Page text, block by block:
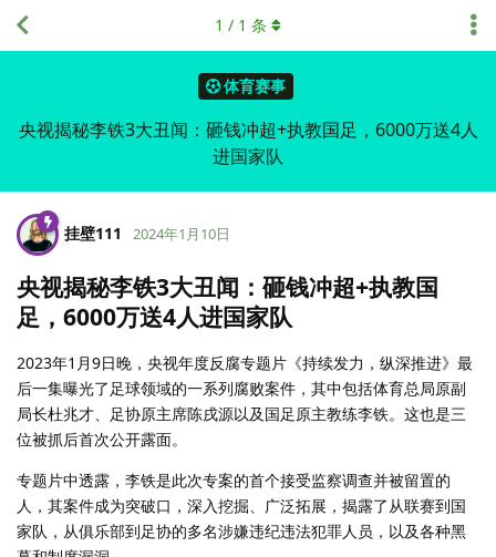
体育赛事
央视揭秘李铁3大丑闻：砸钱冲超+执教国足，6000万送4人
进国家队
1 / 1 条
挂壁111 2024年1月10日
央视揭秘李铁3大丑闻：砸钱冲超+执教国
足，6000万送4人进国家队
2023年1月9日晚，央视年度反腐专题片《持续发力，纵深推进》最
后一集曝光了足球领域的一系列腐败案件，其中包括体育总局原副
局长杜兆才、足协原主席陈戌源以及国足原主教练李铁。这也是三
位被抓后首次公开露面。
专题片中透露，李铁是此次专案的首个接受监察调查并被留置的
人，其案件成为突破口，深入挖掘、广泛拓展，揭露了从联赛到国
家队，从俱乐部到足协的多名涉嫌违纪违法犯罪人员，以及各种黑